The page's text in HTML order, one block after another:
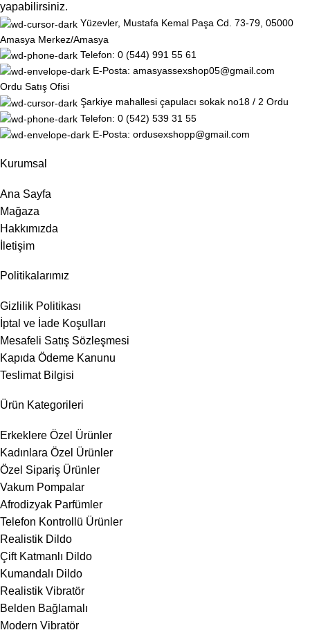
yapabilirsiniz.
Yüzevler, Mustafa Kemal Paşa Cd. 73-79, 05000
Amasya Merkez/Amasya
Telefon: 0 (544) 991 55 61
E-Posta: amasyassexshop05@gmail.com
Ordu Satış Ofisi
Şarkiye mahallesi çapulacı sokak no18 / 2 Ordu
Telefon: 0 (542) 539 31 55
E-Posta: ordusexshopp@gmail.com
Kurumsal
Ana Sayfa
Mağaza
Hakkımızda
İletişim
Politikalarımız
Gizlilik Politikası
İptal ve İade Koşulları
Mesafeli Satış Sözleşmesi
Kapıda Ödeme Kanunu
Teslimat Bilgisi
Ürün Kategorileri
Erkeklere Özel Ürünler
Kadınlara Özel Ürünler
Özel Sipariş Ürünler
Vakum Pompalar
Afrodizyak Parfümler
Telefon Kontrollü Ürünler
Realistik Dildo
Çift Katmanlı Dildo
Kumandalı Dildo
Realistik Vibratör
Belden Bağlamalı
Modern Vibratör